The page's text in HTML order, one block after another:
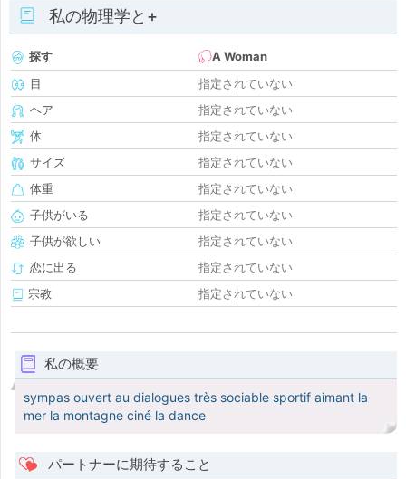
私の物理学と+
探す
A Woman
目
指定されていない
ヘア
指定されていない
体
指定されていない
サイズ
指定されていない
体重
指定されていない
子供がいる
指定されていない
子供が欲しい
指定されていない
恋に出る
指定されていない
宗教
指定されていない
私の概要
sympas ouvert au dialogues très sociable sportif aimant la
mer la montagne ciné la dance
パートナーに期待すること